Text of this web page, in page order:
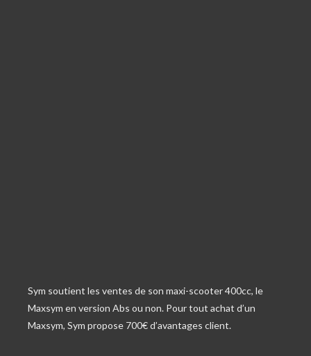
Sym soutient les ventes de son maxi-scooter 400cc, le
Maxsym en version Abs ou non. Pour tout achat d’un
Maxsym, Sym propose 700€ d’avantages client.